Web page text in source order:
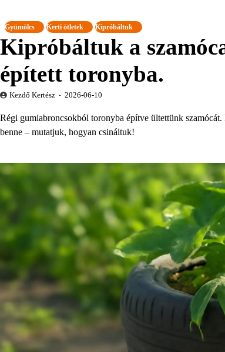
Gyümölcs Kerti ötletek Kipróbáltuk
Kipróbáltuk a
épített toronyba.
Kezdő Kertész 2026-06-10
Régi gumiabroncsokból toronyba építve ültettünk
benne – mutatjuk, hogyan csináltuk!